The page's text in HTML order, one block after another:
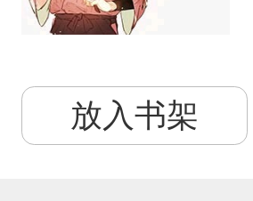
放入书架